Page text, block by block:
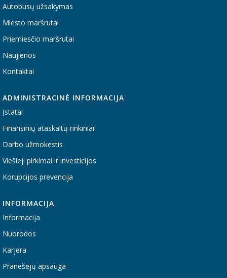
Autobusų užsakymas
Miesto maršrutai
Priemiesčio maršrutai
Naujienos
Kontaktai
ADMINISTRACINĖ INFORMACIJA
Įstatai
Finansinių ataskaitų rinkiniai
Darbo užmokestis
Viešieji pirkimai ir investicijos
Korupcijos prevencija
INFORMACIJA
Informacija
Nuorodos
Karjera
Pranešėjų apsauga